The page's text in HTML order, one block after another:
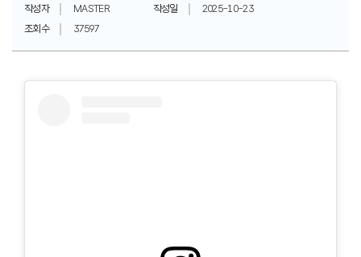
작성자 MASTER 작성일
2025-10-23
조회수
37597